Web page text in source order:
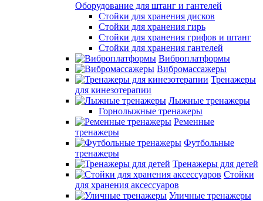
Оборудование для штанг и гантелей
Стойки для хранения дисков
Стойки для хранения гирь
Стойки для хранения грифов и штанг
Стойки для хранения гантелей
Виброплатформы
Вибромассажеры
Тренажеры
для кинезотерапии
Лыжные тренажеры
Горнолыжные тренажеры
Ременные
тренажеры
Футбольные
тренажеры
Тренажеры для детей
Стойки
для хранения аксессуаров
Уличные тренажеры